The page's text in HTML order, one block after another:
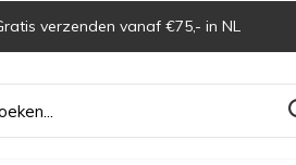
verzenden vanaf €75,- in NL